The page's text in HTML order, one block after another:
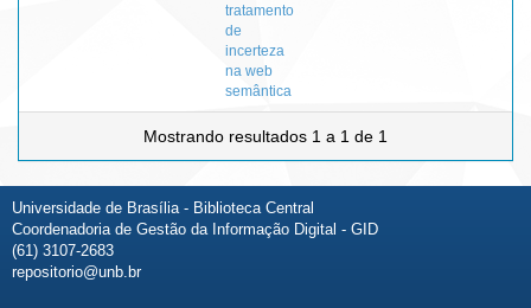
tratamento
de
incerteza
na web
semântica
Mostrando resultados 1 a 1 de 1
Universidade de Brasília - Biblioteca Central
Coordenadoria de Gestão da Informação Digital - GID
(61) 3107-2683
repositorio@unb.br